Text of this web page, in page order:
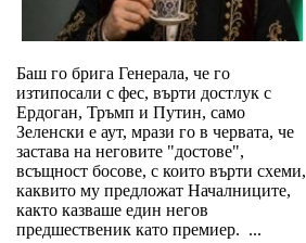
Баш го брига Генерала, че го
изтипосали с фес, върти достлук с
Ердоган, Тръмп и Путин, само
Зеленски е аут, мрази го в червата, че
застава на неговите "достове",
всъщност босове, с които върти схеми,
каквито му предложат Началниците,
както казваше един негов
предшественик като премиер. ...